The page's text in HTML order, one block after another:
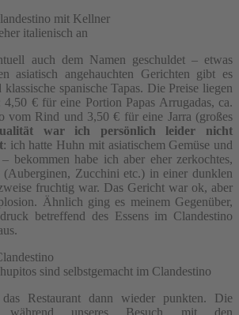
italienisch an
auch dem Namen geschuldet – etwas
asiatisch angehauchten Gerichten gibt es
spanische Tapas. Die Preise liegen
€ für eine Portion Papas Arrugadas, ca.
vom Rind und 3,50 € für eine Jarra (großes
war ich persönlich leider nicht
: ich hatte Huhn mit asiatischem Gemüse und
bekommen habe ich aber eher zerkochtes,
(Auberginen, Zucchini etc.) in einer dunklen
fruchtig war. Das Gericht war ok, aber
Ähnlich ging es meinem Gegenüber,
betreffend des Essens im Clandestino
sind selbstgemacht im Clandestino
Restaurant dann wieder punkten. Die